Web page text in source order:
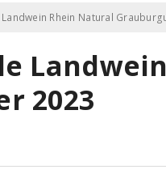
Rhein Natural
2023